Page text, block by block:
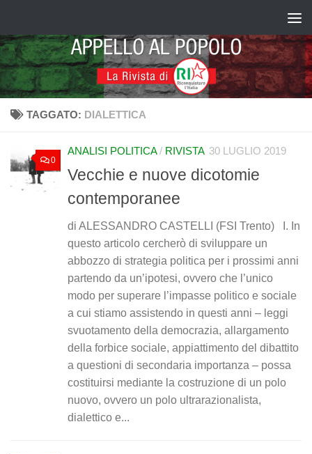
TAGGATO: DIALETTICA
0
ANALISI POLITICA/ RIVISTA 30 LUGLIO 2019
Vecchie e nuove dicotomie
contemporanee
di ALESSANDRO CASTELLI (FSI Trento) I. In
questo articolo cercherò di sviluppare un
abbozzo di strategia politica per i prossimi anni
partendo da un’ipotesi, ovvero che l’unico
modo per superare l’impasse politico e sociale
a cui stiamo assistendo in questi anni – leggi
svuotamento della democrazia, allargamento
della forbice sociale, appiattimento del dibattito
a questioni di secondaria importanza – possa
costituirsi mediante la costruzione di un polo
nuovo, ovvero un polo ultrarazionalista,
dialettico e...